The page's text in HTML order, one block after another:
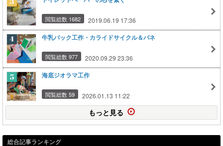
閲覧総数 1682 2019.06.19 17:36
牛乳パック工作・カライドサイクル＆バネ
閲覧総数 977 2020.09.29 23:36
海底ジオラマ工作
閲覧総数 59 2026.01.13 11:22
もっと見る
総合記事ランキング